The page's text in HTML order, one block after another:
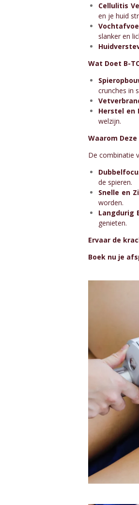
Cellulitis
en je huid
slanker en
Wat Doet B-
crunches in
Herstel en
welzijn.
Waarom
De combinatie
de spieren.
Snelle en
worden.
Langdurig
genieten.
Ervaar de
Boek nu je